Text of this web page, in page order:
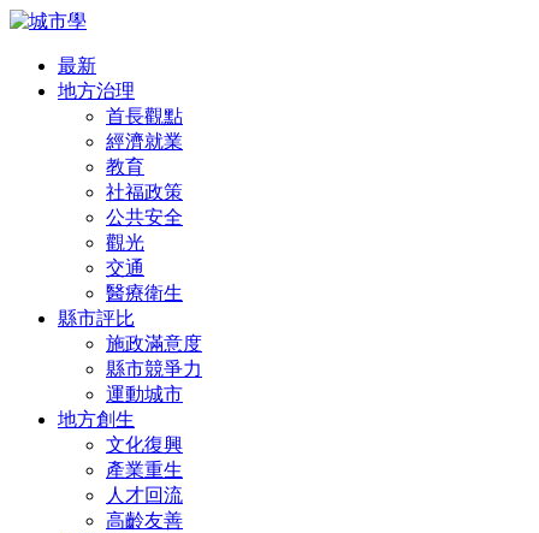
最新
地方治理
首長觀點
經濟就業
教育
社福政策
公共安全
觀光
交通
醫療衛生
縣市評比
施政滿意度
縣市競爭力
運動城市
地方創生
文化復興
產業重生
人才回流
高齡友善